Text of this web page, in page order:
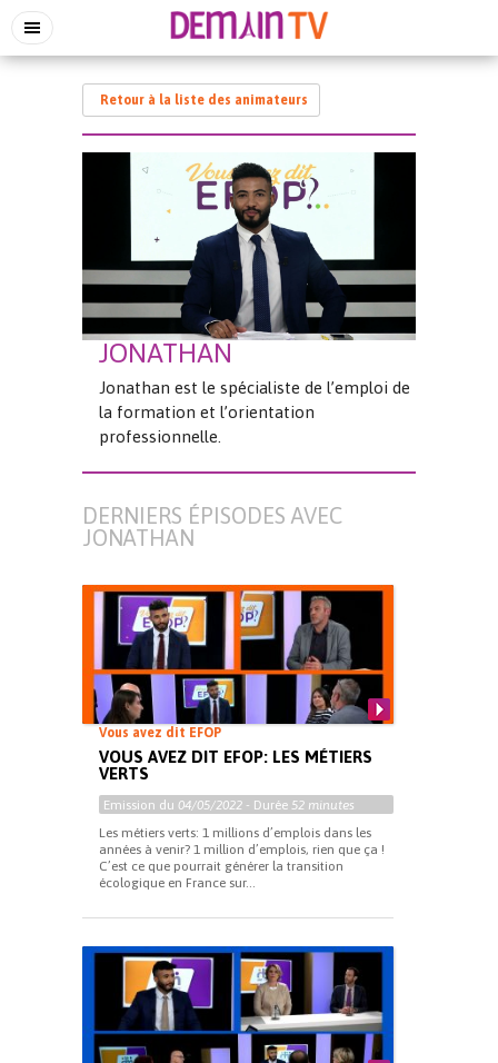
Retour à la liste des animateurs
JONATHAN
Jonathan est le spécialiste de l’emploi de
la formation et l’orientation
professionnelle.
DERNIERS ÉPISODES AVEC
JONATHAN
Vous avez dit EFOP
VOUS AVEZ DIT EFOP: LES MÉTIERS
VERTS
Emission du 04/05/2022 - Durée 52 minutes
Les métiers verts: 1 millions d’emplois dans les
années à venir? 1 million d’emplois, rien que ça !
C’est ce que pourrait générer la transition
écologique en France sur...